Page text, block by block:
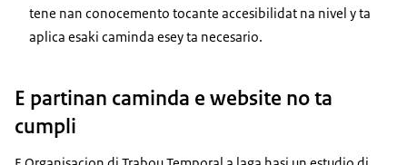
tene nan conocemento tocante accesibilidat na nivel y ta
aplica esaki caminda esey ta necesario.
E partinan caminda e website no ta
cumpli